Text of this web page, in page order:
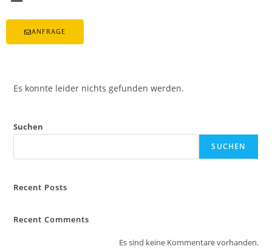
ANFRAGE
Es konnte leider nichts gefunden werden.
Suchen
SUCHEN
Recent Posts
Recent Comments
Es sind keine Kommentare vorhanden.